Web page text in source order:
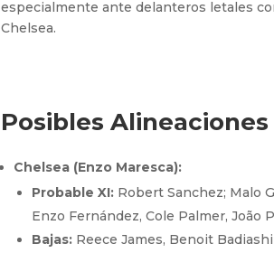
especialmente ante delanteros letales
Chelsea.
Posibles Alineaciones
Chelsea (Enzo Maresca):
Probable XI: Robert Sanchez; Malo
Enzo Fernández, Cole Palmer,
Bajas: Reece James, Benoit